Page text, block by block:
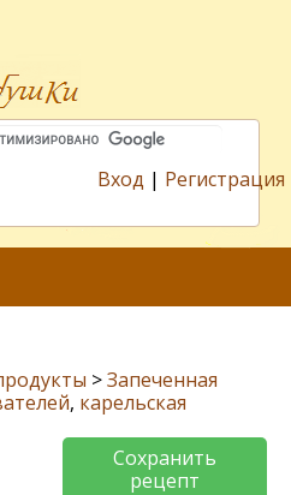
Вход | Регистрация
>Запеченная
, карельская
Сохранить
рецепт